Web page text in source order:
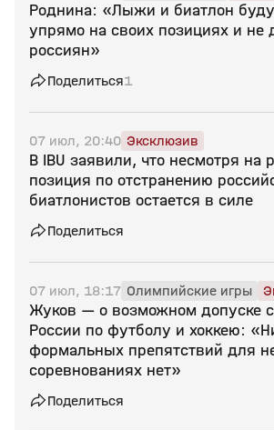
Роднина: «Лыжи и биатлон
упрямо на своих позициях и не
россиян»
Поделиться1
07 июл, 20:40 Эксклюзив
В IBU заявили, что несмотря
позиция по отстранению
биатлонистов остается в силе
Поделиться
07 июл, 18:17 Олимпийские игры
Жуков — о возможном допуске
России по футболу и хоккею:
формальных препятствий для
соревнованиях нет»
Поделиться